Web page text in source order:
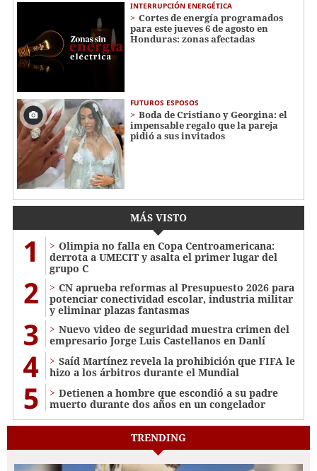
INTERRUPCIÓN ENERGÉTICA
Cortes de energía programados
para este jueves 6 de agosto en
Honduras: zonas afectadas
FUTUROS ESPOSOS
Boda de Cristiano y Georgina: el
impensable regalo que la pareja
pidió a sus invitados
MÁS VISTO
1
Olimpia no falla en Copa Centroamericana:
derrota a UMECIT y asalta el primer lugar del
grupo C
2
CN aprueba reformas al Presupuesto 2026 para
potenciar conectividad escolar, industria militar
y eliminar plazas fantasmas
3
Nuevo video de seguridad muestra crimen del
empresario Jorge Luis Castellanos en Danlí
4
Saíd Martínez revela la prohibición que FIFA le
hizo a los árbitros durante el Mundial
5
Detienen a hombre que escondió a su padre
muerto durante dos años en un congelador
TRENDING